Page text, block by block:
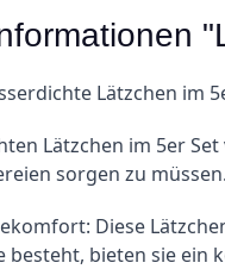
Lätzchen im
Lätzchen im 5er
sorgen zu
Diese
besteht, bieten sie